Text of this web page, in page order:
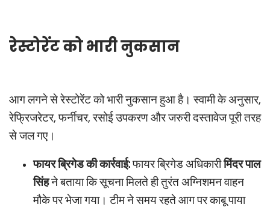
रेस्टोरेंट को भारी नुकसान
आग लगने से रेस्टोरेंट को भारी नुकसान हुआ है। स्वामी के अनुसार,
रेफ्रिजरेटर, फर्नीचर, रसोई उपकरण और जरुरी दस्तावेज पूरी तरह
से जल गए।
फायर ब्रिगेड की कार्रवाई:फायर ब्रिगेड अधिकारीमिंदर पाल
सिंहने बताया कि सूचना मिलते ही तुरंत अग्निशमन वाहन
मौके पर भेजा गया। टीम ने समय रहते आग पर काबू पाया